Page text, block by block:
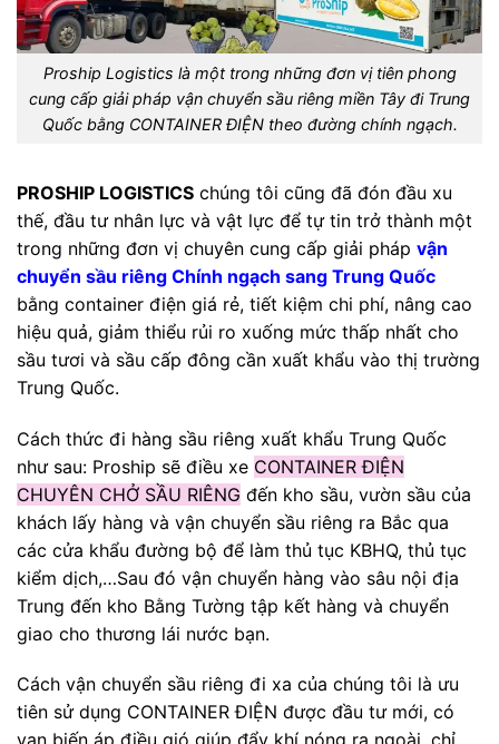
Proship Logistics là một trong những đơn vị tiên phong
cung cấp giải pháp vận chuyển sầu riêng miền Tây đi Trung
Quốc bằng CONTAINER ĐIỆN theo đường chính ngạch.
PROSHIP LOGISTICS chúng tôi cũng đã đón đầu xu
thế, đầu tư nhân lực và vật lực để tự tin trở thành một
trong những đơn vị chuyên cung cấp giải pháp vận
chuyển sầu riêng Chính ngạch sang Trung Quốc
bằng container điện giá rẻ, tiết kiệm chi phí, nâng cao
hiệu quả, giảm thiểu rủi ro xuống mức thấp nhất cho
sầu tươi và sầu cấp đông cần xuất khẩu vào thị trường
Trung Quốc.
Cách thức đi hàng sầu riêng xuất khẩu Trung Quốc
như sau: Proship sẽ điều xe CONTAINER ĐIỆN
CHUYÊN CHỞ SẦU RIÊNG đến kho sầu, vườn sầu của
khách lấy hàng và vận chuyển sầu riêng ra Bắc qua
các cửa khẩu đường bộ để làm thủ tục KBHQ, thủ tục
kiểm dịch,…Sau đó vận chuyển hàng vào sâu nội địa
Trung đến kho Bằng Tường tập kết hàng và chuyển
giao cho thương lái nước bạn.
Cách vận chuyển sầu riêng đi xa của chúng tôi là ưu
tiên sử dụng CONTAINER ĐIỆN được đầu tư mới, có